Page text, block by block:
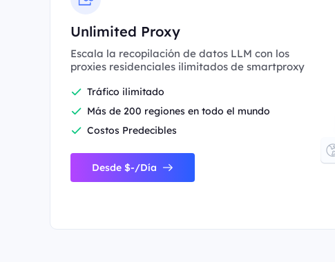
Unlimited Proxy
Escala la recopilación de datos LLM con los
proxies residenciales ilimitados de smartproxy
Tráfico ilimitado
Más de 200 regiones en todo el mundo
Costos Predecibles
Desde $-/Día